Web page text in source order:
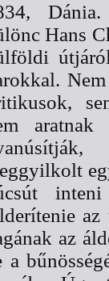
Hans
aratnak
az
az